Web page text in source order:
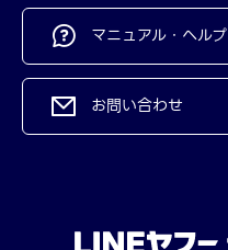
マニュアル・ヘルプ
お問い合わせ